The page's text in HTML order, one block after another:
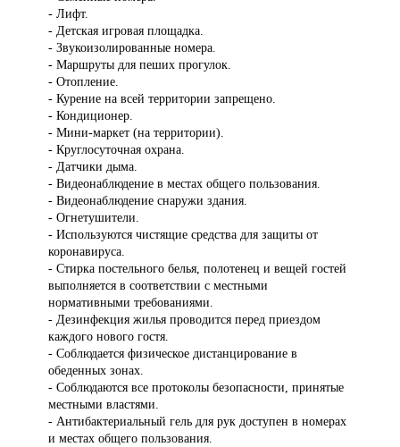
- Лифт.
- Детская игровая площадка.
- Звукоизолированные номера.
- Маршруты для пеших прогулок.
- Отопление.
- Курение на всей территории запрещено.
- Кондиционер.
- Мини-маркет (на территории).
- Круглосуточная охрана.
- Датчики дыма.
- Видеонаблюдение в местах общего пользования.
- Видеонаблюдение снаружи здания.
- Огнетушители.
- Используются чистящие средства для защиты от
коронавируса.
- Стирка постельного белья, полотенец и вещей гостей
выполняется в соответствии с местными
нормативными требованиями.
- Дезинфекция жилья проводится перед приездом
каждого нового гостя.
- Соблюдается физическое дистанцирование в
обеденных зонах.
- Соблюдаются все протоколы безопасности, принятые
местными властями.
- Антибактериальный гель для рук доступен в номерах
и местах общего пользования.